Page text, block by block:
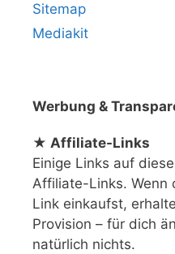
Sitemap
Mediakit
Werbung &
★ Affiliate-Links
Einige Links auf
Affiliate-Links. Wenn
Link einkaufst,
Provision – für dich
natürlich nichts.